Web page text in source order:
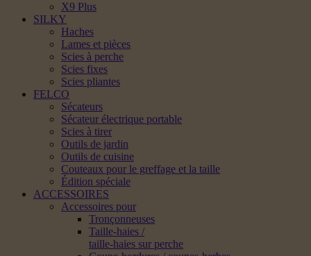
X9 Plus
SILKY
Haches
Lames et pièces
Scies à perche
Scies fixes
Scies pliantes
FELCO
Sécateurs
Sécateur électrique portable
Scies à tirer
Outils de jardin
Outils de cuisine
Couteaux pour le greffage et la taille
Édition spéciale
ACCESSOIRES
Accessoires pour
Tronçonneuses
Taille-haies /
taille-haies sur perche